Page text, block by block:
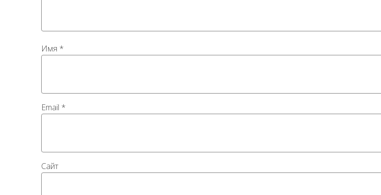
Имя *
Email *
Сайт